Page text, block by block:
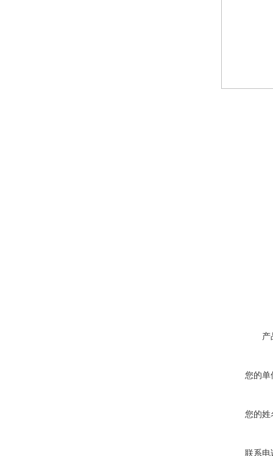
产
您的单
您的姓
联系电